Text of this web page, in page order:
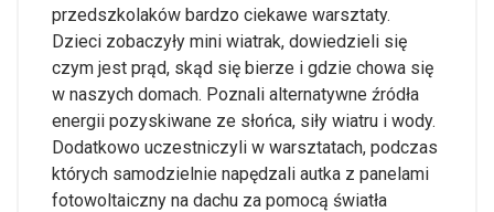
przedszkolaków bardzo ciekawe warsztaty.
Dzieci zobaczyły mini wiatrak, dowiedzieli się
czym jest prąd, skąd się bierze i gdzie chowa się
w naszych domach. Poznali alternatywne źródła
energii pozyskiwane ze słońca, siły wiatru i wody.
Dodatkowo uczestniczyli w warsztatach, podczas
których samodzielnie napędzali autka z panelami
fotowoltaiczny na dachu za pomocą światła